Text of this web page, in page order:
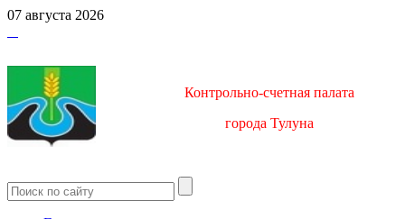
07 августа 2026
Контрольно-счетная палата
города Тулуна